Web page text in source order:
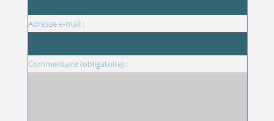
Adresse e-mail :
Commentaire (obligatoire) :